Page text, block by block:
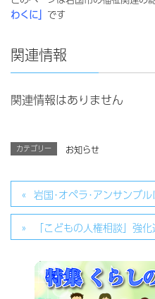
わくに」 です
関連情報
関連情報はありません
カテゴリー お知らせ
岩国･オペラ･アンサンブ
「こどもの人権相談」